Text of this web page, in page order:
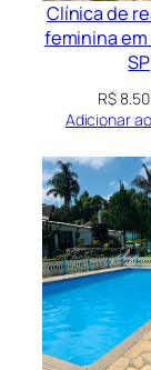
Clínica de
feminina em
SP
R$
Adicionar